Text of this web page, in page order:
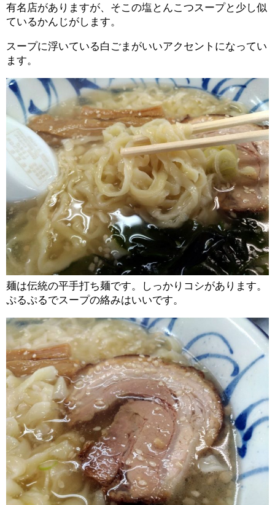
有名店がありますが、そこの塩とんこつスープと少し似
ているかんじがします。
スープに浮いている白ごまがいいアクセントになってい
ます。
麺は伝統の平手打ち麺です。しっかりコシがあります。
ぷるぷるでスープの絡みはいいです。